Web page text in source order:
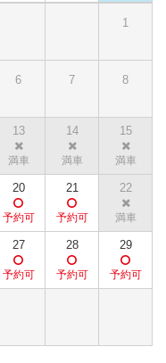
1
6 7 8
13 14 15
20 21 22
27 28 29